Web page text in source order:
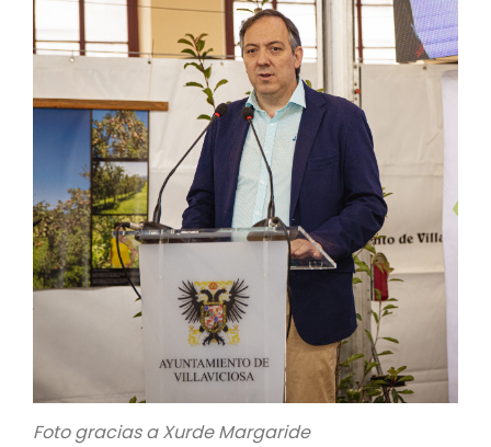
Foto gracias a Xurde Margaride